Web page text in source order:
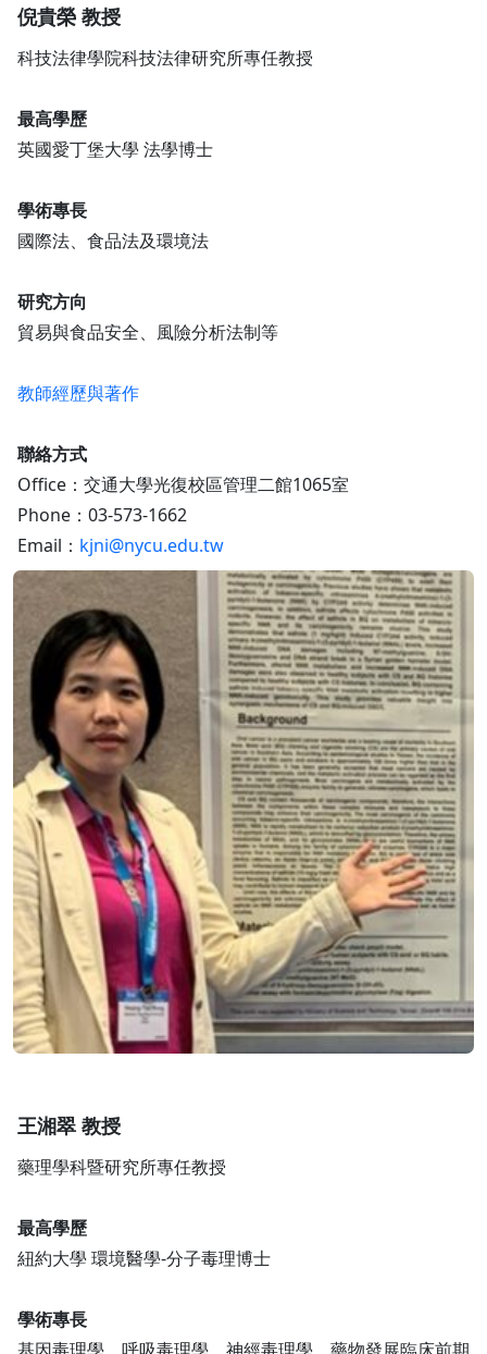
倪貴榮 教授
科技法律學院科技法律研究所專任教授
最高學歷
英國愛丁堡大學 法學博士
學術專長
國際法、食品法及環境法
研究方向
貿易與食品安全、風險分析法制等
教師經歷與著作
聯絡方式
Office：交通大學光復校區管理二館1065室
Phone：03-573-1662
Email： kjni@nycu.edu.tw
王湘翠 教授
藥理學科暨研究所專任教授
最高學歷
紐約大學 環境醫學-分子毒理博士
學術專長